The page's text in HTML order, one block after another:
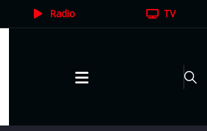
Radio TV